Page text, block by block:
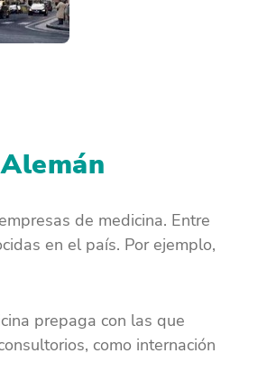
de medicina. Entre
en el país. Por ejemplo,
prepaga con las que
como internación